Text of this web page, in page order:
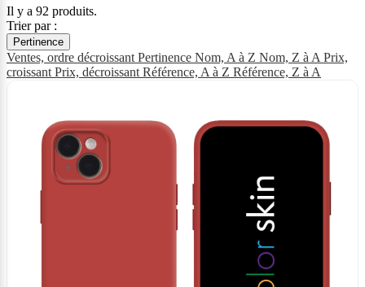
Il y a 92 produits.
Trier par :
Pertinence
Ventes, ordre décroissant Pertinence Nom, A à Z Nom, Z à A Prix,
croissant Prix, décroissant Référence, A à Z Référence, Z à A